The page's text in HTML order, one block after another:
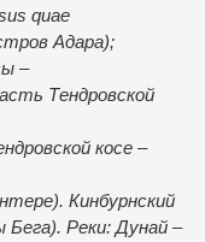
quae
Адара);
–
Тендровской
косе –
Кинбурнский
Бега). Реки: Дунай –